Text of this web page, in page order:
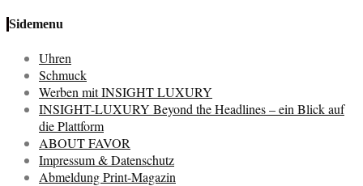
Sidemenu
Uhren
Schmuck
Werben mit INSIGHT LUXURY
INSIGHT-LUXURY Beyond the Headlines – ein Blick auf
die Plattform
ABOUT FAVOR
Impressum & Datenschutz
Abmeldung Print-Magazin